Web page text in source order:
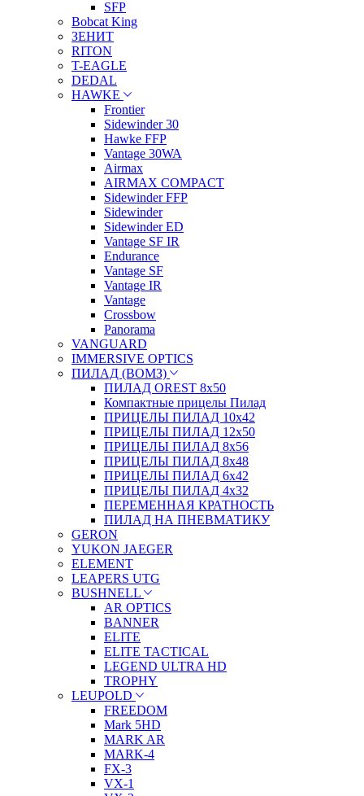
SFP
Bobcat King
ЗЕНИТ
RITON
T-EAGLE
DEDAL
HAWKE
Frontier
Sidewinder 30
Hawke FFP
Vantage 30WA
Airmax
AIRMAX COMPACT
Sidewinder FFP
Sidewinder
Sidewinder ED
Vantage SF IR
Endurance
Vantage SF
Vantage IR
Vantage
Crossbow
Panorama
VANGUARD
IMMERSIVE OPTICS
ПИЛАД (ВОМЗ)
ПИЛАД OREST 8х50
Компактные прицелы Пилад
ПРИЦЕЛЫ ПИЛАД 10х42
ПРИЦЕЛЫ ПИЛАД 12х50
ПРИЦЕЛЫ ПИЛАД 8х56
ПРИЦЕЛЫ ПИЛАД 8х48
ПРИЦЕЛЫ ПИЛАД 6х42
ПРИЦЕЛЫ ПИЛАД 4х32
ПЕРЕМЕННАЯ КРАТНОСТЬ
ПИЛАД НА ПНЕВМАТИКУ
GERON
YUKON JAEGER
ELEMENT
LEAPERS UTG
BUSHNELL
AR OPTICS
BANNER
ELITE
ELITE TACTICAL
LEGEND ULTRA HD
TROPHY
LEUPOLD
FREEDOM
Mark 5HD
MARK AR
MARK-4
FX-3
VX-1